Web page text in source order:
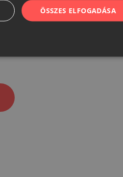
ÖSSZES ELFOGADÁSA